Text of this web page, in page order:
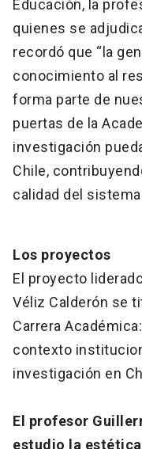
Educación, la
quienes se
recordó que “la
conocimiento al
forma parte de
puertas de la
investigación
Chile,
calidad del
Los proyectos
El proyecto
Véliz Calderón se
Carrera
contexto
investigación en
El profesor
estudio la